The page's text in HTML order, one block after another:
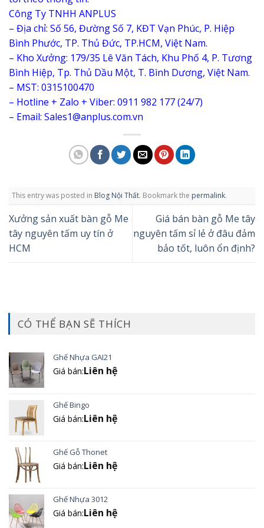
Công Ty TNHH ANPLUS
– Địa chỉ: Số 56, Đường Số 7, KĐT Vạn Phúc, P. Hiệp
Bình Phước, TP. Thủ Đức, TP.HCM, Việt Nam.
– Kho Xưởng: 179/35 Lê Văn Tách, Khu Phố 4, P. Tương
Bình Hiệp, Tp. Thủ Dầu Một, T. Bình Dương, Việt Nam.
– MST: 0315100470
– Hotline + Zalo + Viber: 0911 982 177 (24/7)
– Email: Sales1@anplus.com.vn
This entry was posted in Blog Nội Thất. Bookmark the permalink.
Xưởng sản xuất bàn gỗ Me
tây nguyên tấm uy tín ở
HCM
Giá bán bàn gỗ Me tây
nguyên tấm sỉ lẻ ở đâu đảm
bảo tốt, luôn ổn định?
CÓ THỂ BẠN SẼ THÍCH
Ghế Nhựa GAI21
Giá bán:Liên hệ
Ghế Bingo
Giá bán:Liên hệ
Ghế Gỗ Thonet
Giá bán:Liên hệ
Ghế Nhựa 3012
Giá bán:Liên hệ